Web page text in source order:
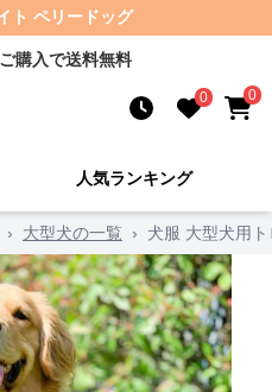
ト ペリードッグ
購入で送料無料
0 0
人気ランキング
› 大型犬の一覧 › 犬服 大型犬用